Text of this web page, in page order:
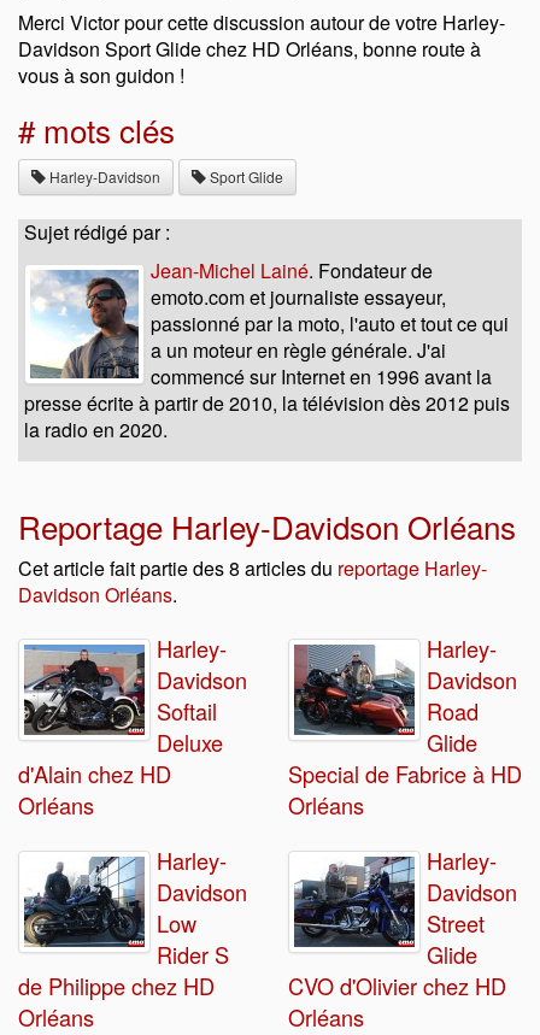
Merci Victor pour cette discussion autour de votre Harley-
Davidson Sport Glide chez HD Orléans, bonne route à
vous à son guidon !
# mots clés
Harley-Davidson Sport Glide
Sujet rédigé par :
Jean-Michel Lainé. Fondateur de
emoto.com et journaliste essayeur,
passionné par la moto, l'auto et tout ce qui
a un moteur en règle générale. J'ai
commencé sur Internet en 1996 avant la
presse écrite à partir de 2010, la télévision dès 2012 puis
la radio en 2020.
Reportage Harley-Davidson Orléans
Cet article fait partie des 8 articles du reportage Harley-
Davidson Orléans.
Harley-
Davidson
Softail
Deluxe
d'Alain chez HD
Orléans
Harley-
Davidson
Road
Glide
Special de Fabrice à HD
Orléans
Harley-
Davidson
Low
Rider S
de Philippe chez HD
Orléans
Harley-
Davidson
Street
Glide
CVO d'Olivier chez HD
Orléans